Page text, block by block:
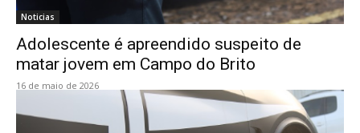
Noticias
Adolescente é apreendido suspeito de
matar jovem em Campo do Brito
16 de maio de 2026